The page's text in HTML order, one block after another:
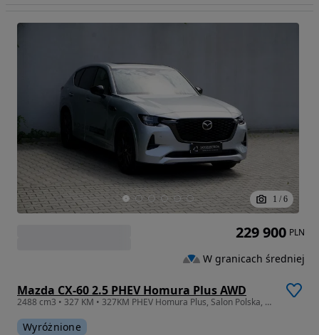
1 / 6
Mazda CX-60 2.5 PHEV Homura Plus AWD
2488 cm3 • 327 KM • 327KM PHEV Homura Plus, Salon Polska, DEMO, Bezwypadkowy, FV23%
Wyróżnione
229 900 PLN
W granicach średniej